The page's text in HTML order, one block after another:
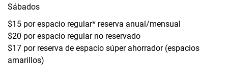
Sábados
$15 por espacio regular* reserva anual/mensual
$20 por espacio regular no reservado
$17 por reserva de espacio súper ahorrador (espacios
amarillos)